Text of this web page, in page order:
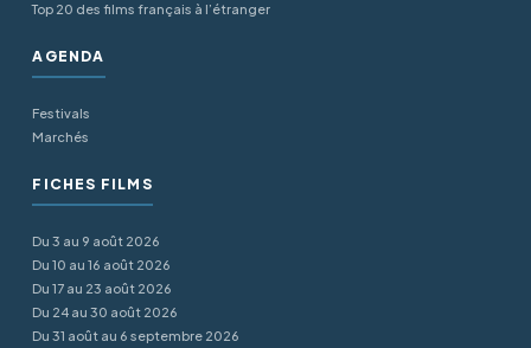
Top 20 des films français à l’étranger
AGENDA
Festivals
Marchés
FICHES FILMS
Du 3 au 9 août 2026
Du 10 au 16 août 2026
Du 17 au 23 août 2026
Du 24 au 30 août 2026
Du 31 août au 6 septembre 2026